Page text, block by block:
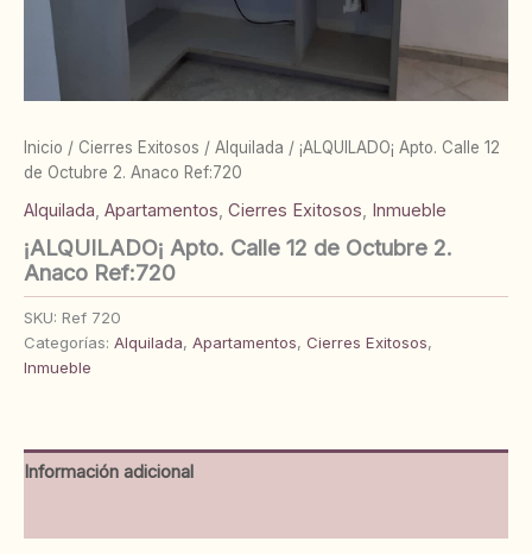
Inicio / Cierres Exitosos / Alquilada / ¡ALQUILADO¡ Apto. Calle 12
de Octubre 2. Anaco Ref:720
Alquilada, Apartamentos, Cierres Exitosos, Inmueble
¡ALQUILADO¡ Apto. Calle 12 de Octubre 2.
Anaco Ref:720
SKU: Ref 720
Categorías: Alquilada, Apartamentos, Cierres Exitosos,
Inmueble
Información adicional